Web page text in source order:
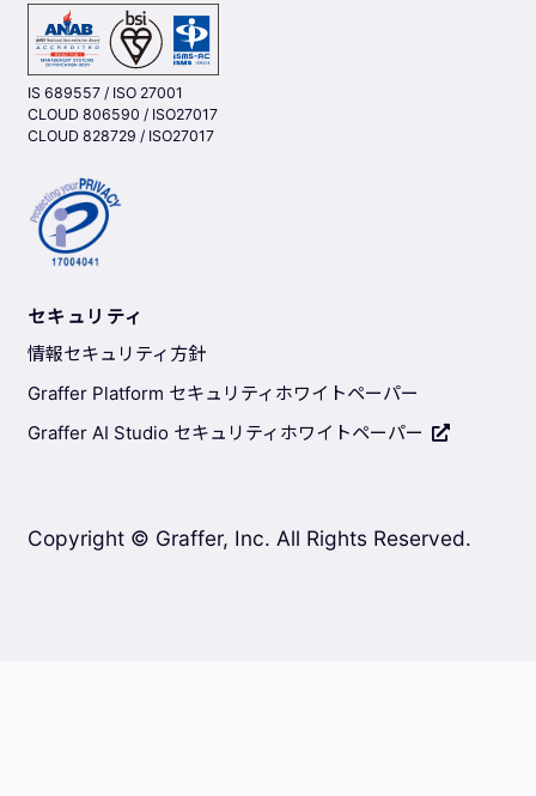
IS 689557 / ISO 27001
CLOUD 806590 / ISO27017
CLOUD 828729 / ISO27017
セキュリティ
情報セキュリティ方針
Graffer Platform セキュリティホワイトペーパー
Graffer AI Studio セキュリティホワイトペーパー
Copyright © Graffer, Inc. All Rights Reserved.